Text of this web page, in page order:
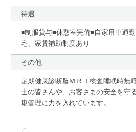
待遇
■制服貸与■休憩室完備■自家用車通
宅、家賃補助制度あり
その他
定期健康診断脳ＭＲＩ検査睡眠時無
士の皆さんや、お客さまの安全を守
康管理に力を入れています。